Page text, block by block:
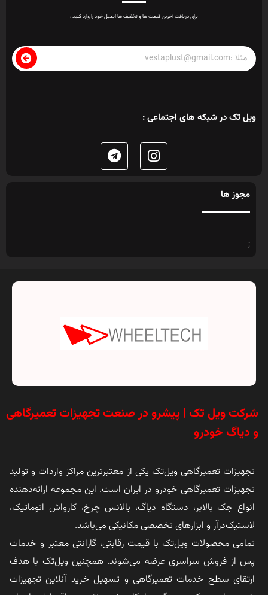
برای دریافت آخرین قیمت ها و تخفیف ها ایمیل خود را وارد کنید :
ویل تک در شبکه های اجتماعی :
مجوز ها
;
شرکت ویل تک | پیشرو در صنعت تجهیزات تعمیرگاهی
و دیاگ خودرو
تجهیزات تعمیرگاهی ویل‌تک یکی از معتبرترین مراکز واردات و تولید
تجهیزات تعمیرگاهی خودرو در ایران است. این مجموعه ارائه‌دهنده
انواع جک بالابر، دستگاه دیاگ، بالانس چرخ، کارواش اتوماتیک،
لاستیک‌درآر و ابزارهای تخصصی مکانیکی می‌باشد.
تمامی محصولات ویل‌تک با قیمت رقابتی، گارانتی معتبر و خدمات
پس از فروش سراسری عرضه می‌شوند. همچنین ویل‌تک با هدف
ارتقای سطح خدمات تعمیرگاهی و تسهیل خرید آنلاین تجهیزات